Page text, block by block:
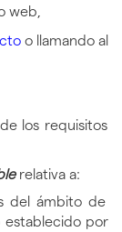
web,
o llamando al
los requisitos
relativa a:
del ámbito de
establecido por